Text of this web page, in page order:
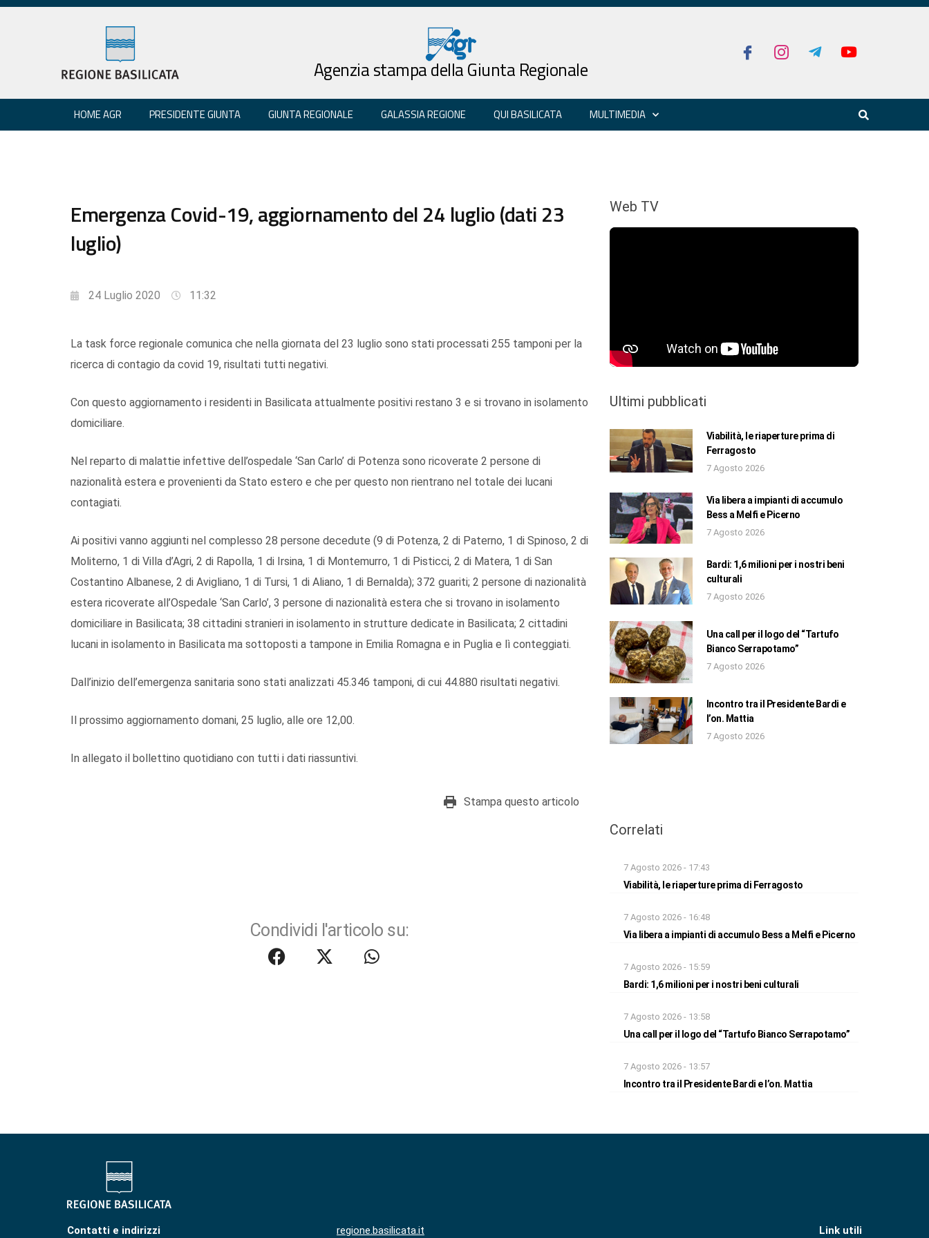
Agenzia stampa della Giunta Regionale
HOME AGR PRESIDENTE GIUNTA GIUNTA REGIONALE GALASSIA REGIONE QUI BASILICATA MULTIMEDIA
Emergenza Covid-19, aggiornamento del 24 luglio (dati 23
luglio)
24 Luglio 2020 11:32
La task force regionale comunica che nella giornata del 23 luglio sono stati processati 255 tamponi per la
ricerca di contagio da covid 19, risultati tutti negativi.
Con questo aggiornamento i residenti in Basilicata attualmente positivi restano 3 e si trovano in isolamento
domiciliare.
Nel reparto di malattie infettive dell’ospedale ‘San Carlo’ di Potenza sono ricoverate 2 persone di
nazionalità estera e provenienti da Stato estero e che per questo non rientrano nel totale dei lucani
contagiati.
Ai positivi vanno aggiunti nel complesso 28 persone decedute (9 di Potenza, 2 di Paterno, 1 di Spinoso, 2 di
Moliterno, 1 di Villa d’Agri, 2 di Rapolla, 1 di Irsina, 1 di Montemurro, 1 di Pisticci, 2 di Matera, 1 di San
Costantino Albanese, 2 di Avigliano, 1 di Tursi, 1 di Aliano, 1 di Bernalda); 372 guariti; 2 persone di nazionalità
estera ricoverate all’Ospedale ‘San Carlo’, 3 persone di nazionalità estera che si trovano in isolamento
domiciliare in Basilicata; 38 cittadini stranieri in isolamento in strutture dedicate in Basilicata; 2 cittadini
lucani in isolamento in Basilicata ma sottoposti a tampone in Emilia Romagna e in Puglia e lì conteggiati.
Dall’inizio dell’emergenza sanitaria sono stati analizzati 45.346 tamponi, di cui 44.880 risultati negativi.
Il prossimo aggiornamento domani, 25 luglio, alle ore 12,00.
In allegato il bollettino quotidiano con tutti i dati riassuntivi.
Stampa questo articolo
Condividi l'articolo su:
Web TV
Ultimi pubblicati
Viabilità, le riaperture prima di
Ferragosto
7 Agosto 2026
Via libera a impianti di accumulo
Bess a Melfi e Picerno
7 Agosto 2026
Bardi: 1,6 milioni per i nostri beni
culturali
7 Agosto 2026
Una call per il logo del “Tartufo
Bianco Serrapotamo”
7 Agosto 2026
Incontro tra il Presidente Bardi e
l’on. Mattia
7 Agosto 2026
Correlati
7 Agosto 2026 - 17:43
Viabilità, le riaperture prima di Ferragosto
7 Agosto 2026 - 16:48
Via libera a impianti di accumulo Bess a Melfi e Picerno
7 Agosto 2026 - 15:59
Bardi: 1,6 milioni per i nostri beni culturali
7 Agosto 2026 - 13:58
Una call per il logo del “Tartufo Bianco Serrapotamo”
7 Agosto 2026 - 13:57
Incontro tra il Presidente Bardi e l’on. Mattia
Contatti e indirizzi regione.basilicata.it Link utili